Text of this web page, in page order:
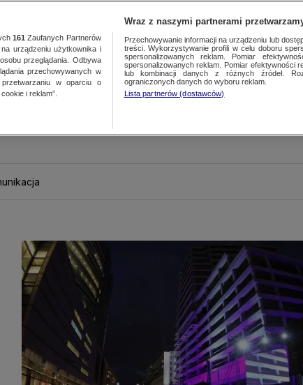
161 Zaufanych Partnerów
urządzeniu użytkownika i
przeglądania. Odbywa
przechowywanych w
w oparciu o
i reklam”.
Wraz z naszymi partnerami
Przechowywanie informacji na urządzeniu lub
treści. Wykorzystywanie profili w celu doboru
spersonalizowanych reklam. Pomiar
spersonalizowanych reklam. Pomiar efektywności
lub kombinacji danych z różnych źródeł.
ograniczonych danych do wyboru reklam.
Lista partnerów (dostawców)